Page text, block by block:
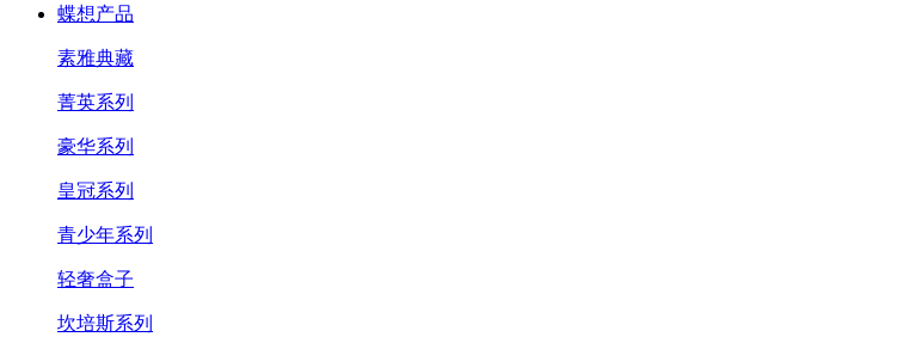
蝶想产品
素雅典藏
菁英系列
豪华系列
皇冠系列
青少年系列
轻奢盒子
坎培斯系列